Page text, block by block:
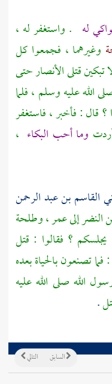
له . واستغفر له ،
وغيرهما ، فجمعوا كل
تبكين قتلىالأنصارحتى
الله عليه وسلم ، فلما
قال : فأخبر ، فاستغفر
وما أحب البكاء ،
القاسم بن عبد الرحمن
النضرإلىعمر ،وطلحة
يجلسكم ؟ فقالوا : قتل
تصنعون بالحياة بعده
الله صلى الله عليه
.
التالي السابق